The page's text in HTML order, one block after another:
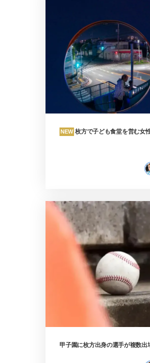
NEW 枚方で子ども食堂を営む女
甲子園に枚方出身の選手が複数出